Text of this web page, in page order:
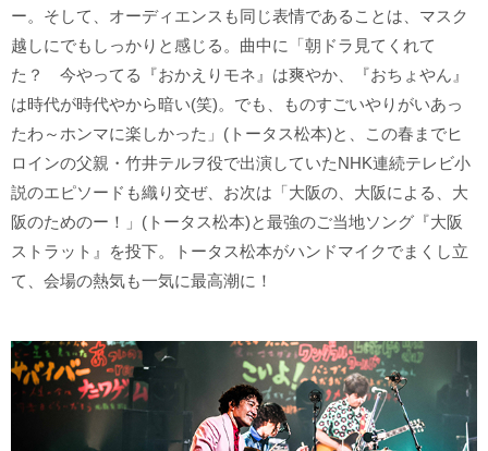
ー。そして、オーディエンスも同じ表情であることは、マスク
越しにでもしっかりと感じる。曲中に「朝ドラ見てくれて
た？ 今やってる『おかえりモネ』は爽やか、『おちょやん』
は時代が時代やから暗い(笑)。でも、ものすごいやりがいあっ
たわ～ホンマに楽しかった」(トータス松本)と、この春までヒ
ロインの父親・竹井テルヲ役で出演していたNHK連続テレビ小
説のエピソードも織り交ぜ、お次は「大阪の、大阪による、大
阪のためのー！」(トータス松本)と最強のご当地ソング『大阪
ストラット』を投下。トータス松本がハンドマイクでまくし立
て、会場の熱気も一気に最高潮に！